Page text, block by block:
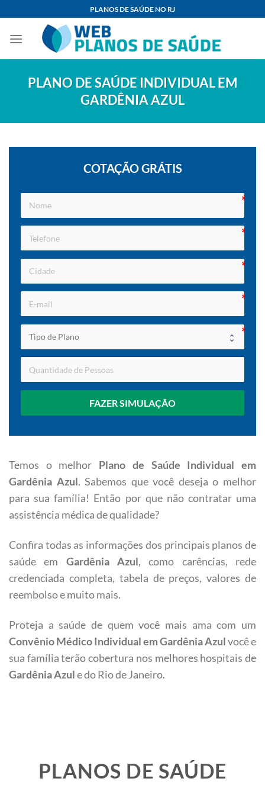
content
PLANOS DE SAÚDE NO RJ
PLANO DE SAÚDE INDIVIDUAL EM
GARDÊNIA AZUL
COTAÇÃO GRÁTIS
FAZER SIMULAÇÃO
Temos o melhor Plano de Saúde Individual em
Gardênia Azul. Sabemos que você deseja o melhor
para sua família! Então por que não contratar uma
assistência médica de qualidade?
Confira todas as informações dos principais planos de
saúde em Gardênia Azul, como carências, rede
credenciada completa, tabela de preços, valores de
reembolso e muito mais.
Proteja a saúde de quem você mais ama com um
Convênio Médico Individual emGardênia Azulvocê e
sua família terão cobertura nos melhores hospitais de
Gardênia Azule do Rio de Janeiro.
PLANOS DE SAÚDE